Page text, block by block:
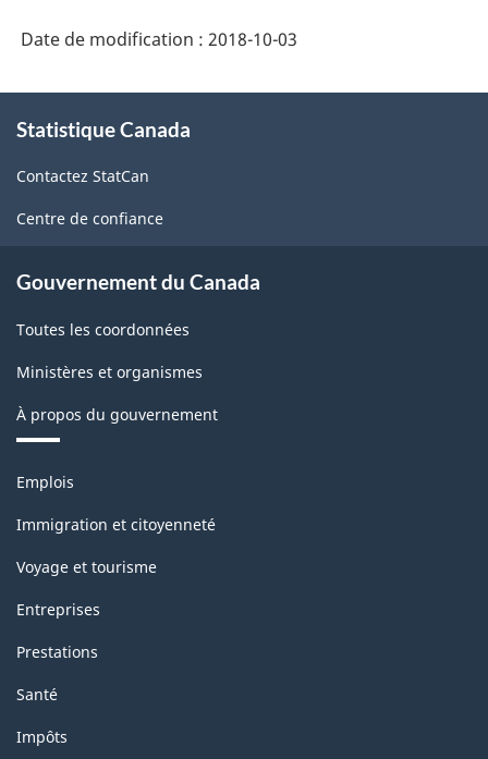
l'Amérique
du
Nord
(SCPAN)
2017
version
-
Structure
de
la
classification
Date de modification : 2018-10-03
propos
ce
site
Statistique Canada
Contactez StatCan
Centre de confiance
Gouvernement du Canada
Toutes les coordonnées
Ministères et organismes
À propos du gouvernement
Thèmes
sujets
Emplois
Immigration et citoyenneté
Voyage et tourisme
Entreprises
Prestations
Santé
Impôts